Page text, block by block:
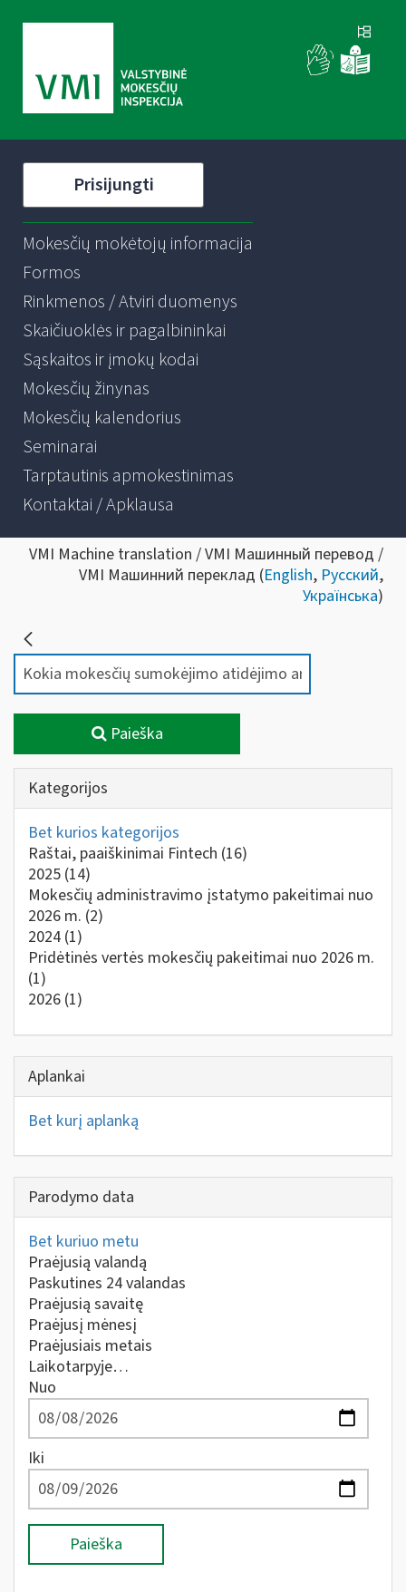
Prisijungti
Mokesčių mokėtojų informacija
Formos
Rinkmenos / Atviri duomenys
Skaičiuoklės ir pagalbininkai
Sąskaitos ir įmokų kodai
Mokesčių žinynas
Mokesčių kalendorius
Seminarai
Tarptautinis apmokestinimas
Kontaktai / Apklausa
VMI Machine translation / VMI Машинный перевод /
VMI Машинний переклад (English, Русский,
Українська)
Paieška
Kategorijos
Bet kurios kategorijos
Raštai, paaiškinimai Fintech (16)
2025 (14)
Mokesčių administravimo įstatymo pakeitimai nuo
2026 m. (2)
2024 (1)
Pridėtinės vertės mokesčių pakeitimai nuo 2026 m.
(1)
2026 (1)
Aplankai
Bet kurį aplanką
Parodymo data
Bet kuriuo metu
Praėjusią valandą
Paskutines 24 valandas
Praėjusią savaitę
Praėjusį mėnesį
Praėjusiais metais
Laikotarpyje…
Nuo
Iki
Paieška